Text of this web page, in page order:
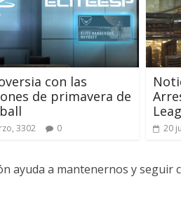
con las
de primavera de
3302 0 20
a mantenernos y seguir